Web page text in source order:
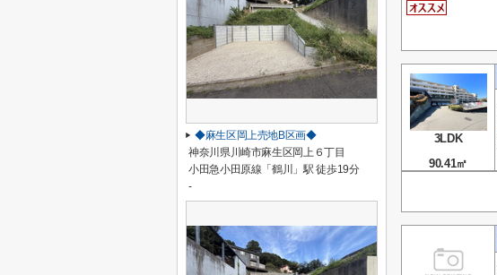
3LDK
90.41㎡
◆麻生区岡上売地B区画◆
神奈川県川崎市麻生区岡上６丁目
小田急小田原線「鶴川」駅 徒歩19分
-